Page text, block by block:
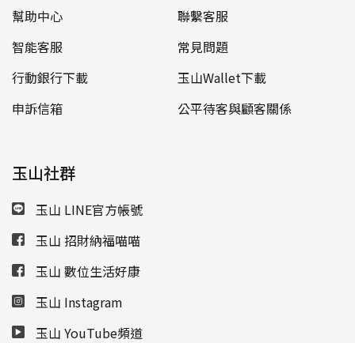
幫助中心
聯繫客服
智能客服
常見問題
行動銀行下載
玉山Wallet下載
申訴信箱
公平待客與顧客關係
玉山社群
玉山 LINE官方帳號
玉山 招財納福喵喵
玉山 數位生活好康
玉山 Instagram
玉山 YouTube頻道